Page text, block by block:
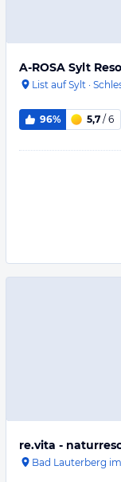
A-ROSA Sylt
List auf Sylt ·
96% 5,7 / 6
re.vita -
Bad Lauterberg